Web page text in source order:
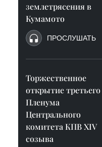
землетрясения в
Кумамото
ПРОСЛУШАТЬ
Торжественное
открытие третьего
Пленума
Центрального
комитета КПВ XIV
созыва